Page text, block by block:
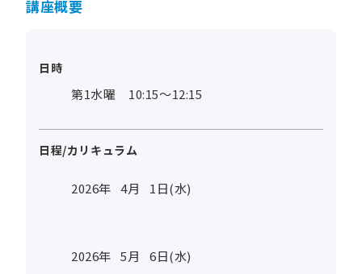
講座概要
日時
第1水曜 10:15～12:15
日程/カリキュラム
2026年 4月 1日(水)
2026年 5月 6日(水)